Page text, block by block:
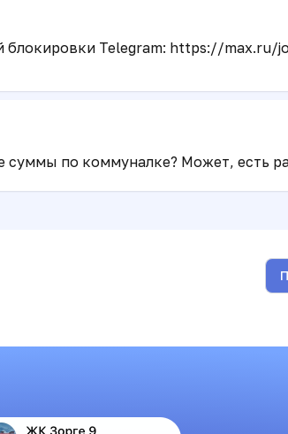
суммы по коммуналке? Может, есть
блокировки Telegram: https://